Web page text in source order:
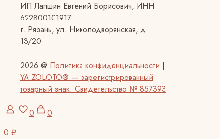
ИП Лапшин Евгений Борисович, ИНН
622800101917
г. Рязань, ул. Николодворянская, д.
13/20
2026 @ Политика конфиденциальности |
YA ZOLOTO® — зарегистрированный
товарный знак. Свидетельство № 857393
0
0
0 ₽